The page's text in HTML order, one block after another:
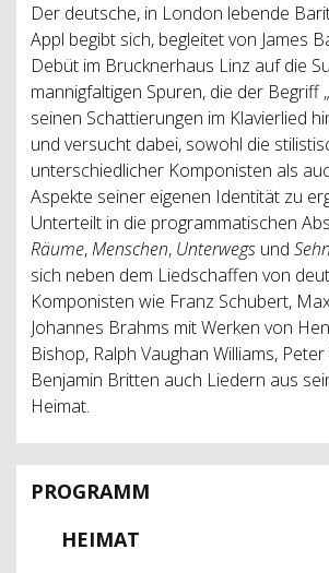
Der deutsche, in London lebende
Appl begibt sich, begleitet von James
Debüt im Brucknerhaus Linz auf die
mannigfaltigen Spuren, die der Begriff
seinen Schattierungen im Klavierlied
und versucht dabei, sowohl die
unterschiedlicher Komponisten als
Aspekte seiner eigenen Identität zu
Unterteilt in die programmatischen
Räume,Menschen, Unterwegs und
sich neben dem Liedschaffen von
Komponisten wie Franz Schubert,
Johannes Brahms mit Werken von
Bishop, Ralph Vaughan Williams,
Benjamin Britten auch Liedern aus
Heimat.
PROGRAMM
HEIMAT